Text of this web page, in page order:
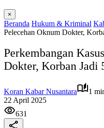
×
Beranda Hukum & Kriminal
Pelecehan Oknum Dokter,
Perkembangan
Dokter, Korban Jadi
Koran Kabar Nusantara
1
22 April 2025
631